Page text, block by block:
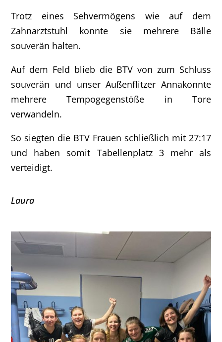
Trotz eines Sehvermögens wie auf dem
Zahnarztstuhl konnte sie mehrere Bälle
souverän halten.
Auf dem Feld blieb die BTV von zum Schluss
souverän und unser Außenflitzer Annakonnte
mehrere Tempogegenstöße in Tore
verwandeln.
So siegten die BTV Frauen schließlich mit 27:17
und haben somit Tabellenplatz 3 mehr als
verteidigt.
Laura